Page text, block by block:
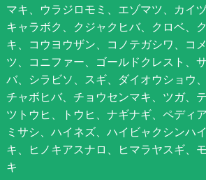
マキ、ウラジロモミ、エゾマツ、カイ
キャラボク、クジャクヒバ、クロベ、
キ、コウヨウザン、コノテガシワ、コ
ツ、コニファー、ゴールドクレスト、
バ、シラビソ、スギ、ダイオウショウ
チャボヒバ、チョウセンマキ、ツガ、
ツトウヒ、トウヒ、ナギナギ、ペディ
ミサシ、ハイネズ、ハイビャクシンハ
キ、ヒノキアスナロ、ヒマラヤスギ、
キ